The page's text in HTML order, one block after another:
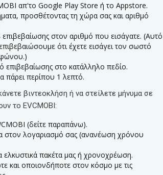
απ'το Google Play Store ή το Appstore.
προσθέτοντας τη χώρα σας και αριθμό
στον αριθμό που εισάγατε. (Αυτό
ότι έχετε εισάγει τον σωστό
επιβεβαίωσης στο κατάλληλο πεδίο.
πάρει περίπου 1 λεπτό.
βιντεοκλήση ή να στείλετε μήνυμα σε
το EVCMOBI:
(δείτε παραπάνω).
στον λογαριασμό σας (ανανέωση χρόνου
ελκυστικά πακέτα μας ή χρονοχρέωση.
και οποιονδήποτε στον κόσμο με τις